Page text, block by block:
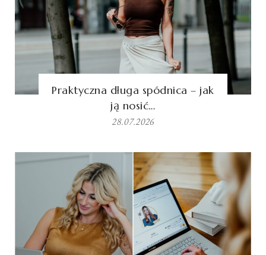
Praktyczna długa spódnica – jak
ją nosić…
28.07.2026